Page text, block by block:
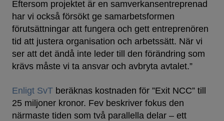
Eftersom projektet är en samverkansentreprenad
har vi också försökt ge samarbetsformen
förutsättningar att fungera och gett entreprenören
tid att justera organisation och arbetssätt. När vi
ser att det ändå inte leder till den förändring som
krävs måste vi ta ansvar och avbryta avtalet.”
Enligt SvT beräknas kostnaden för ”Exit NCC” till
25 miljoner kronor. Fev beskriver fokus den
närmaste tiden som två parallella delar – ett